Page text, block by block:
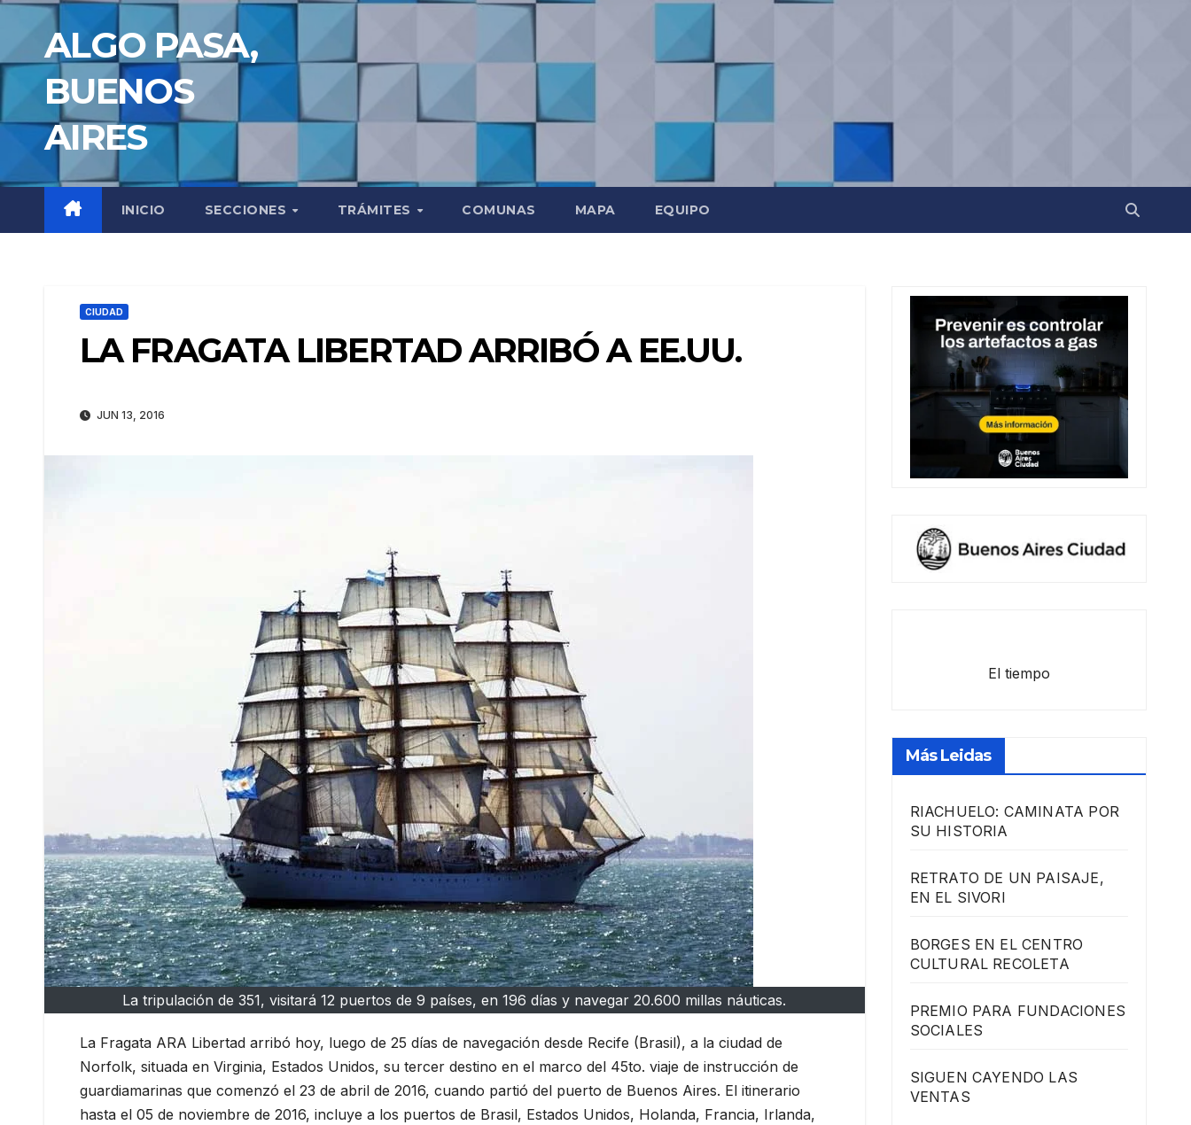
Saltar
contenidoALGO PASA,
BUENOS
AIRES
INICIO SECCIONES TRÁMITES COMUNAS MAPA EQUIPO
CIUDAD
LA FRAGATA LIBERTAD ARRIBÓ A EE.UU.
JUN 13, 2016
La tripulación de 351, visitará 12 puertos de 9 países, en 196 días y navegar 20.600 millas náuticas.
La Fragata ARA Libertad arribó hoy, luego de 25 días de navegación desde Recife (Brasil), a la ciudad de
Norfolk, situada en Virginia, Estados Unidos, su tercer destino en el marco del 45to. viaje de instrucción de
guardiamarinas que comenzó el 23 de abril de 2016, cuando partió del puerto de Buenos Aires. El itinerario
hasta el 05 de noviembre de 2016, incluye a los puertos de Brasil, Estados Unidos, Holanda, Francia, Irlanda,
El tiempo
Más Leidas
RIACHUELO: CAMINATA POR
SU HISTORIA
RETRATO DE UN PAISAJE,
EN EL SIVORI
BORGES EN EL CENTRO
CULTURAL RECOLETA
PREMIO PARA FUNDACIONES
SOCIALES
SIGUEN CAYENDO LAS
VENTAS